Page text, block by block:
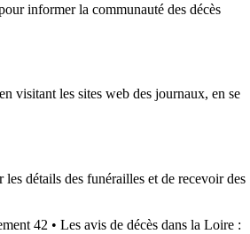
informer la communauté des décès
visitant les sites web des journaux, en se
détails des funérailles et de recevoir des
42 • Les avis de décès dans la Loire :